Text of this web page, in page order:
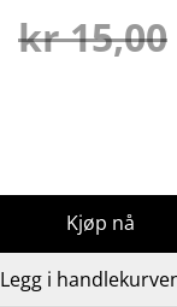
kr 15,00
Kjøp nå
Legg i